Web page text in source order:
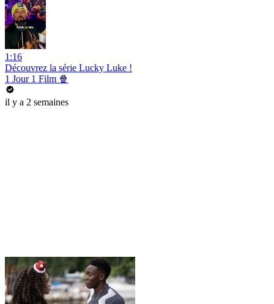
1:16
Découvrez la série Lucky Luke !
1 Jour 1 Film 🍿
il y a 2 semaines